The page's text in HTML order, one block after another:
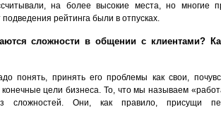
на более высокие места, но многие
рейтинга были в отпусках.
сложности в общении с клиентами?
понять, принять его проблемы как свои,
конечные цели бизнеса. То, что мы называем
сложностей. Они, как правило, присущи